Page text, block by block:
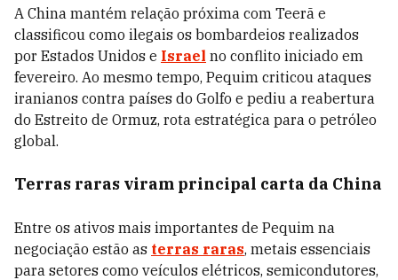
A China mantém relação próxima com Teerã e
classificou como ilegais os bombardeios realizados
por Estados Unidos e Israel no conflito iniciado em
fevereiro. Ao mesmo tempo, Pequim criticou ataques
iranianos contra países do Golfo e pediu a reabertura
do Estreito de Ormuz, rota estratégica para o petróleo
global.
Terras raras viram principal carta da China
Entre os ativos mais importantes de Pequim na
negociação estão as terras raras, metais essenciais
para setores como veículos elétricos, semicondutores,